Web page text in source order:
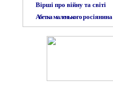
Вірші про війну та світі
Абетка маленькогоросіянина